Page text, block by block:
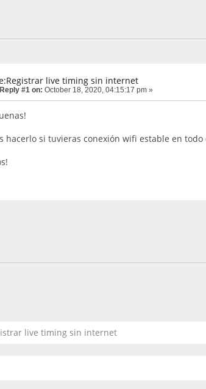
live timing sin internet
Reply #1 on: October 18, 2020, 04:15:17 pm »
hacerlo si tuvieras conexión wifi estable en
live timing sin internet